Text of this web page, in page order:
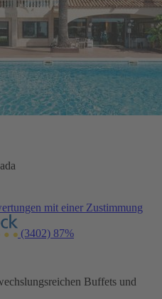
mit einer Zustimmung
(3402) 87%
Buffets und